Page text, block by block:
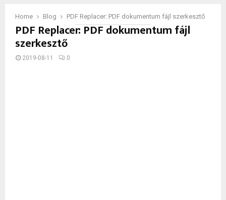
Home Blog PDF Replacer: PDF dokumentum fájl szerkesztő
PDF Replacer: PDF dokumentum fájl
szerkesztő
2019-08-11 0